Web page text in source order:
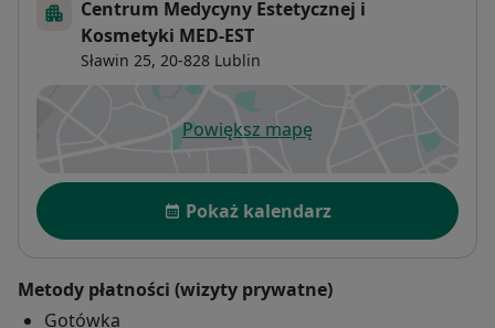
Centrum Medycyny Estetycznej i
Kosmetyki MED-EST
Sławin 25, 20-828 Lublin
Powiększ mapęotwiera się w nowej karcie
Dostępność
Pokaż kalendarz
Metody płatności (wizyty prywatne)
Gotówka